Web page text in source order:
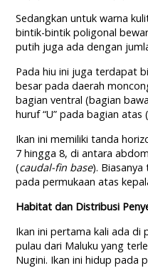
Sedangkan untuk warna
bintik-bintik poligonal
putih juga ada dengan
Pada hiu ini juga terdapat
besar pada daerah
bagian ventral (bagian
huruf “U” pada bagian atas
Ikan ini memiliki tanda
7 hingga 8, di antara
(caudal-fin base).
pada permukaan atas
Habitat dan Distribusi
Ikan ini pertama kali ada di
pulau dari Maluku yang
Nugini. Ikan ini hidup pada